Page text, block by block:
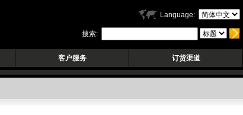
Language:
搜索:
客户服务 订货渠道